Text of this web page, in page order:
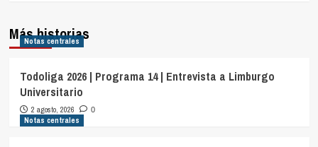
Más historias
Notas centrales
Todoliga 2026 | Programa 14 | Entrevista a Limburgo
Universitario
2 agosto, 2026 0
Notas centrales